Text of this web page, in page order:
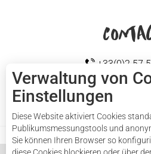
Cap sizun
+33(0)2 57
Verwaltung von
Einstellungen
Diese Website aktiviert Cookies
Publikumsmessungstools und
Sie können Ihren Browser so